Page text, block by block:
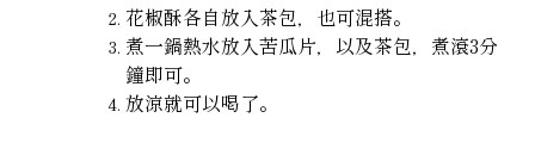
花椒酥各自放入茶包，也可混搭。
煮一鍋熱水放入苦瓜片，以及茶包，煮滾3分
鐘即可。
放涼就可以喝了。